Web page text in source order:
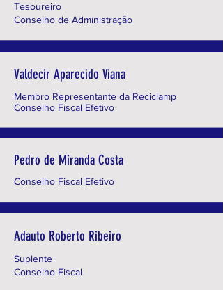
Tesoureiro
Conselho de Administração
Valdecir Aparecido Viana
Membro Representante da Reciclamp
Conselho Fiscal Efetivo
Pedro de Miranda Costa
Conselho Fiscal Efetivo
Adauto Roberto Ribeiro
Suplente
Conselho Fiscal